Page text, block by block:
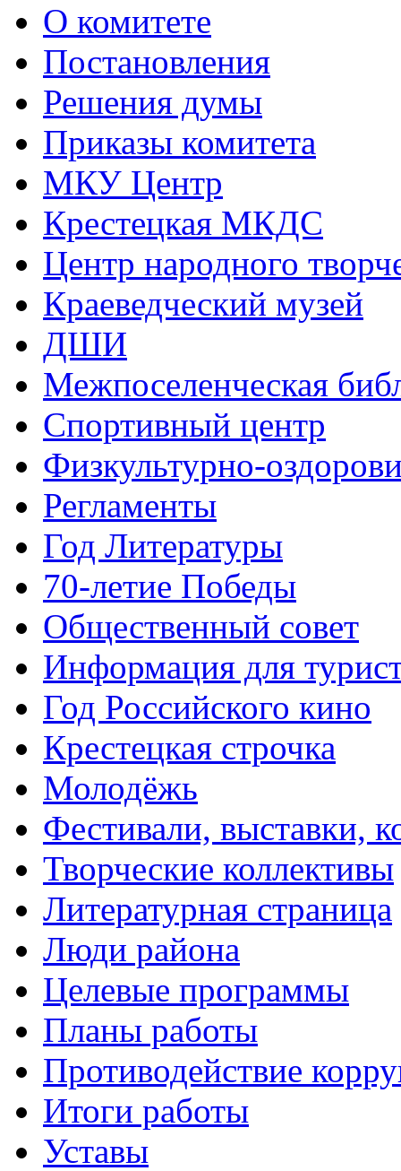
О комитете
Постановления
Решения думы
Приказы комитета
МКУ Центр
Крестецкая МКДС
Центр народного
Краеведческий музей
ДШИ
Межпоселенческая
Спортивный центр
Физкультурно-
Регламенты
Год Литературы
70-летие Победы
Общественный совет
Информация для
Год Российского кино
Крестецкая строчка
Молодёжь
Фестивали, выставки,
Творческие коллективы
Литературная страница
Люди района
Целевые программы
Планы работы
Противодействие
Итоги работы
Уставы